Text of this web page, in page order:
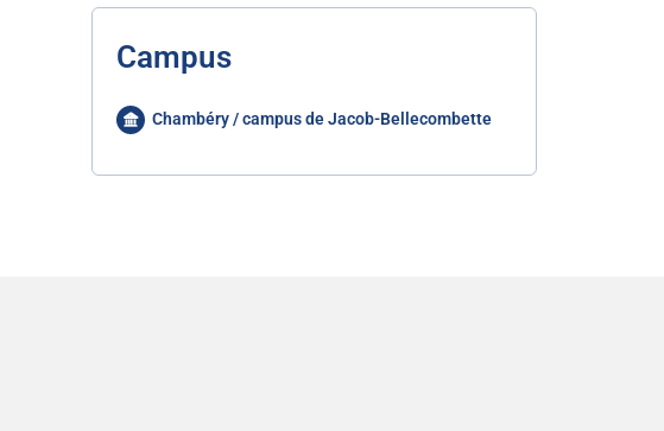
Campus
Chambéry / campus de Jacob-Bellecombette